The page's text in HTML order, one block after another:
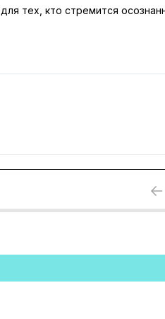
тех, кто стремится